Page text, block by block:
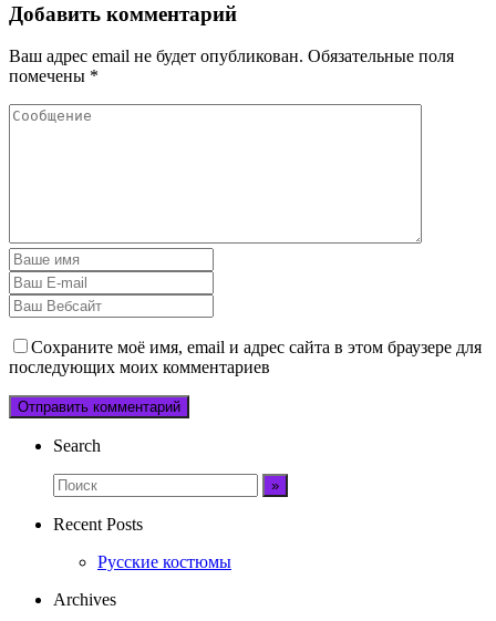
Добавить комментарий
Ваш адрес email не будет опубликован. Обязательные поля
помечены *
Сохраните моё имя, email и адрес сайта в этом браузере для
последующих моих комментариев
Search
Recent Posts
Русские костюмы
Archives